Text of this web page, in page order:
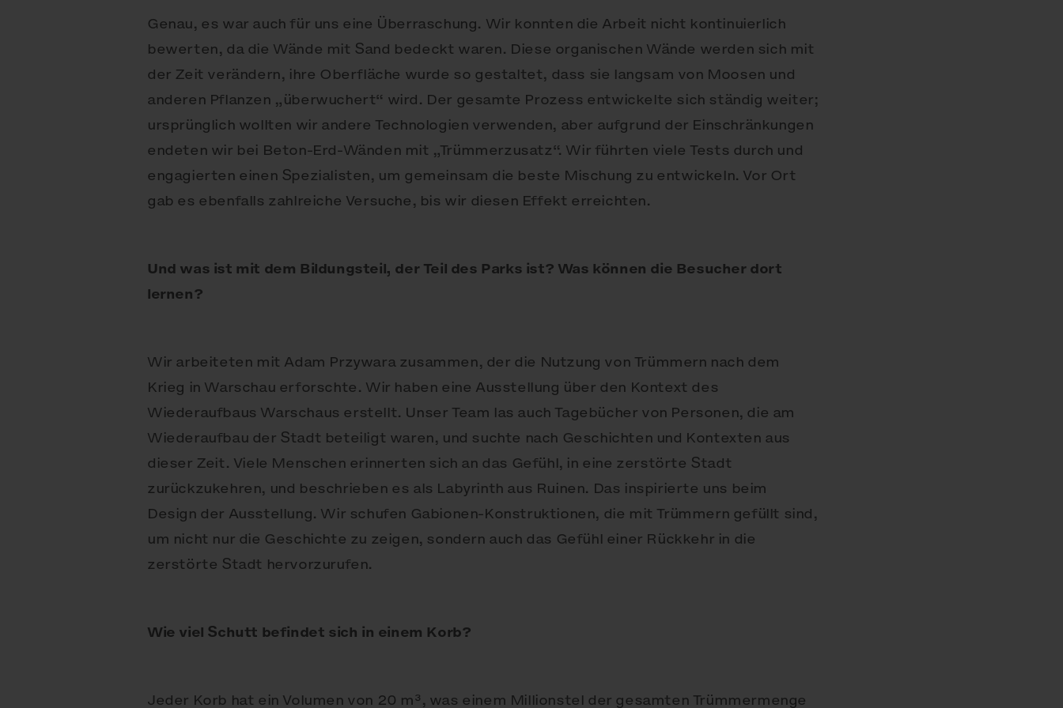
Genau, es war auch für uns eine Überraschung. Wir konnten die Arbeit nicht kontinuierlich
bewerten, da die Wände mit Sand bedeckt waren. Diese organischen Wände werden sich mit
der Zeit verändern, ihre Oberfläche wurde so gestaltet, dass sie langsam von Moosen und
anderen Pflanzen „überwuchert“ wird. Der gesamte Prozess entwickelte sich ständig weiter;
ursprünglich wollten wir andere Technologien verwenden, aber aufgrund der Einschränkungen
endeten wir bei Beton-Erd-Wänden mit „Trümmerzusatz“. Wir führten viele Tests durch und
engagierten einen Spezialisten, um gemeinsam die beste Mischung zu entwickeln. Vor Ort
gab es ebenfalls zahlreiche Versuche, bis wir diesen Effekt erreichten.
Und was ist mit dem Bildungsteil, der Teil des Parks ist? Was können die Besucher dort
lernen?
Wir arbeiteten mit Adam Przywara zusammen, der die Nutzung von Trümmern nach dem
Krieg in Warschau erforschte. Wir haben eine Ausstellung über den Kontext des
Wiederaufbaus Warschaus erstellt. Unser Team las auch Tagebücher von Personen, die am
Wiederaufbau der Stadt beteiligt waren, und suchte nach Geschichten und Kontexten aus
dieser Zeit. Viele Menschen erinnerten sich an das Gefühl, in eine zerstörte Stadt
zurückzukehren, und beschrieben es als Labyrinth aus Ruinen. Das inspirierte uns beim
Design der Ausstellung. Wir schufen Gabionen-Konstruktionen, die mit Trümmern gefüllt sind,
um nicht nur die Geschichte zu zeigen, sondern auch das Gefühl einer Rückkehr in die
zerstörte Stadt hervorzurufen.
Wie viel Schutt befindet sich in einem Korb?
Jeder Korb hat ein Volumen von 20 m³, was einem Millionstel der gesamten Trümmermenge